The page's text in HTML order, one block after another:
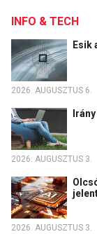
INFO & TECH
Esik
2026. AUGUSZTUS 6.
2026. AUGUSZTUS 3.
2026. AUGUSZTUS 3.